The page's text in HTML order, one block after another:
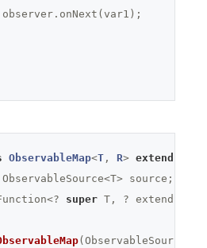
ObservableMap<T, R> extends
source;
super T, ? extends R>